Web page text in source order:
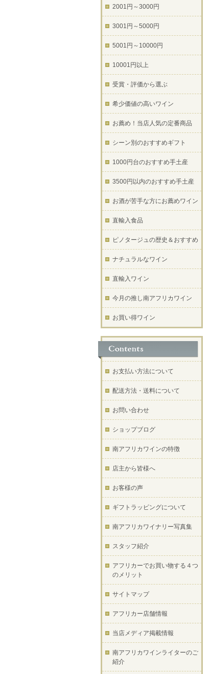
2001円～3000円
3001円～5000円
5001円～10000円
10001円以上
受賞・評価から選ぶ
希少価値の高いワイン
お薦め！当店人気の定番商品
シーン別のおすすめギフト
1000円台のおすすめ手土産
3500円以内のおすすめ手土産
お酒が苦手な方にお薦めワイン
直輸入食品
ピノタージュの歴史＆おすすめ
ナチュラルなワイン
直輸入ワイン
今月の推し南アフリカワイン
お買い得ワイン
お支払い方法について
配送方法・送料について
お問い合わせ
ショップブログ
南アフリカワインの特徴
店主から皆様へ
お客様の声
ギフトラッピングについて
南アフリカワイナリー写真集
スタッフ紹介
アフリカーでお買い物する４つ
のメリット
サイトマップ
アフリカー店舗情報
当店メディア掲載情報
南アフリカワインライターのご
紹介